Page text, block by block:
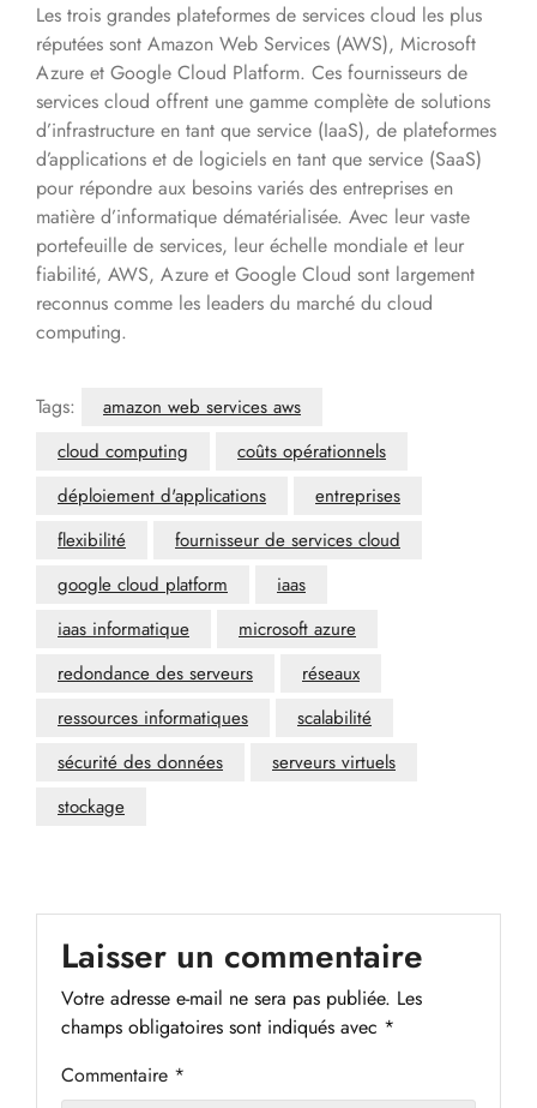
Les trois grandes plateformes de services cloud les plus
réputées sont Amazon Web Services (AWS), Microsoft
Azure et Google Cloud Platform. Ces fournisseurs de
services cloud offrent une gamme complète de solutions
d’infrastructure en tant que service (IaaS), de plateformes
d’applications et de logiciels en tant que service (SaaS)
pour répondre aux besoins variés des entreprises en
matière d’informatique dématérialisée. Avec leur vaste
portefeuille de services, leur échelle mondiale et leur
fiabilité, AWS, Azure et Google Cloud sont largement
reconnus comme les leaders du marché du cloud
computing.
Tags:
amazon web services aws
cloud computing
coûts opérationnels
déploiement d'applications
entreprises
flexibilité
fournisseur de services cloud
google cloud platform
iaas
iaas informatique
microsoft azure
redondance des serveurs
réseaux
ressources informatiques
scalabilité
sécurité des données
serveurs virtuels
stockage
Laisser un commentaire
Votre adresse e-mail ne sera pas publiée. Les
champs obligatoires sont indiqués avec *
Commentaire *